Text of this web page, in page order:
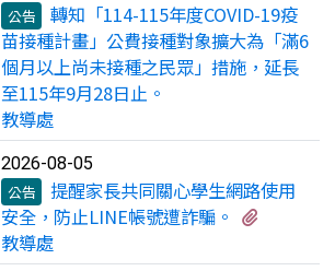
公告
轉知「114-115年度COVID-19疫
苗接種計畫」公費接種對象擴大為「滿6
個月以上尚未接種之民眾」措施，延長
至115年9月28日止。
教導處
2026-08-05
公告
提醒家長共同關心學生網路使用
安全，防止LINE帳號遭詐騙。
教導處